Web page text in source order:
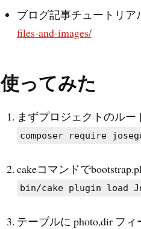
ブログ記事チュートリア
files-and-images/
使ってみた
まずプロジェクトのル
composer require
cakeコマンドで
bin/cake plugin load
テーブルに photo,dir フ